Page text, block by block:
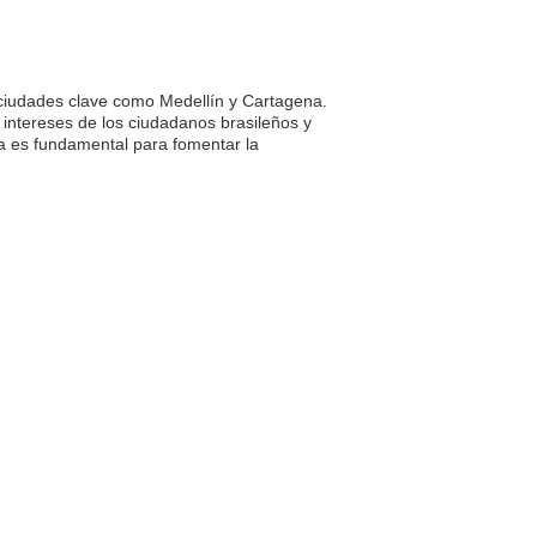
clave como Medellín y Cartagena.
de los ciudadanos brasileños y
es fundamental para fomentar la